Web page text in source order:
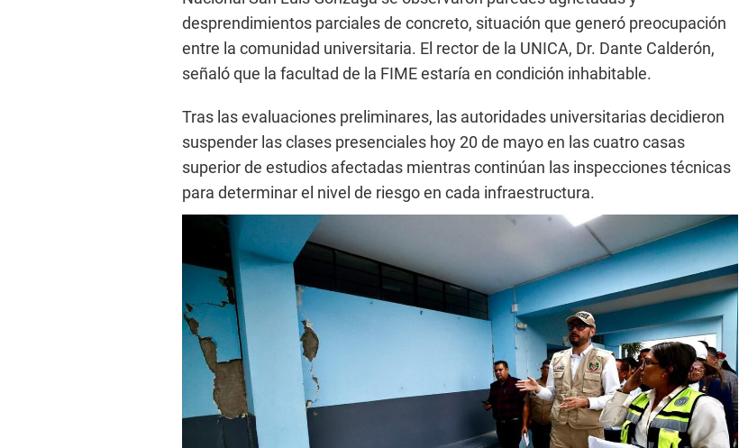
desprendimientos parciales de concreto, situación que generó preocupación
entre la comunidad universitaria. El rector de la UNICA, Dr. Dante Calderón,
señaló que la facultad de la FIME estaría en condición inhabitable.
Tras las evaluaciones preliminares, las autoridades universitarias decidieron
suspender las clases presenciales hoy 20 de mayo en las cuatro casas
superior de estudios afectadas mientras continúan las inspecciones técnicas
para determinar el nivel de riesgo en cada infraestructura.